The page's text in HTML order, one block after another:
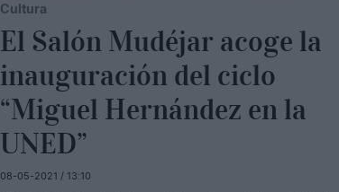
Cultura
El Salón Mudéjar acoge la
inauguración del ciclo
“Miguel Hernández en la
UNED”
08-05-2021 / 13:10